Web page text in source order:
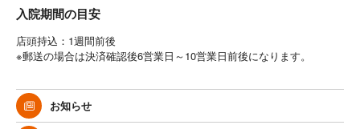
入院期間の目安
店頭持込：1週間前後
※郵送の場合は決済確認後6営業日～10営業日前後になります。
お知らせ